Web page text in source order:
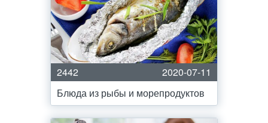
2442
2020-07-11
Блюда из рыбы и морепродуктов